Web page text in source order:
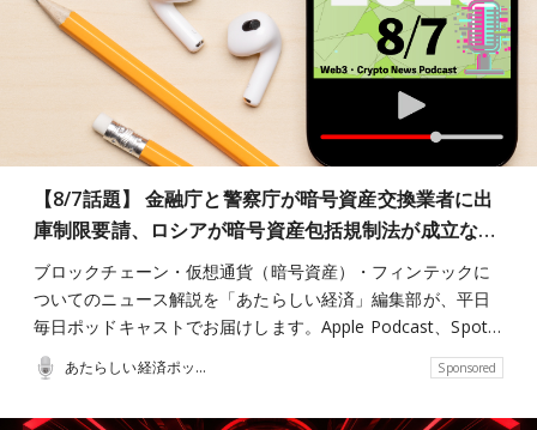
【8/7話題】 金融庁と警察庁が暗号資産交換業者に出
庫制限要請、ロシアが暗号資産包括規制法が成立な…
ブロックチェーン・仮想通貨（暗号資産）・フィンテックに
ついてのニュース解説を「あたらしい経済」編集部が、平日
毎日ポッドキャストでお届けします。Apple Podcast、Spot…
あたらしい経済ポッドキャスト Sponsored